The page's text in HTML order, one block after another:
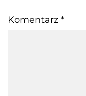
Komentarz *